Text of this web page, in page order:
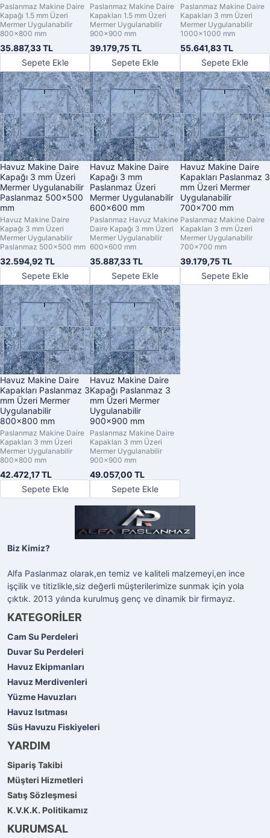
Paslanmaz Makine Daire
Kapağı 1.5 mm Üzeri
Mermer Uygulanabilir
800x800 mm
35.887,33 TL
Sepete Ekle
Paslanmaz Makine Daire
Kapakları 1.5 mm Üzeri
Mermer Uygulanabilir
900x900 mm
39.179,75 TL
Sepete Ekle
Paslanmaz Makine Daire
Kapakları 3 mm Üzeri
Mermer Uygulanabilir
1000x1000 mm
55.641,83 TL
Sepete Ekle
Havuz Makine Daire
Kapağı 3 mm Üzeri
Mermer Uygulanabilir
Paslanmaz 500x500
mm
Havuz Makine Daire
Kapağı 3 mm Üzeri
Mermer Uygulanabilir
Paslanmaz 500x500 mm
32.594,92 TL
Sepete Ekle
Havuz Makine Daire
Kapağı 3 mm
Paslanmaz Üzeri
Mermer Uygulanabilir
600x600 mm
Paslanmaz Havuz Makine
Daire Kapağı 3 mm Üzeri
Mermer Uygulanabilir
600x600 mm
35.887,33 TL
Sepete Ekle
Havuz Makine Daire
Kapakları Paslanmaz 3
mm Üzeri Mermer
Uygulanabilir
700x700 mm
Paslanmaz Makine Daire
Kapakları 3 mm Üzeri
Mermer Uygulanabilir
700x700 mm
39.179,75 TL
Sepete Ekle
Havuz Makine Daire
Kapakları Paslanmaz 3
mm Üzeri Mermer
Uygulanabilir
800x800 mm
Paslanmaz Makine Daire
Kapakları 3 mm Üzeri
Mermer Uygulanabilir
800x800 mm
42.472,17 TL
Sepete Ekle
Havuz Makine Daire
Kapağı Paslanmaz 3
mm Üzeri Mermer
Uygulanabilir
900x900 mm
Paslanmaz Makine Daire
Kapakları 3 mm Üzeri
Mermer Uygulanabilir
900x900 mm
49.057,00 TL
Sepete Ekle
Biz Kimiz?
Alfa Paslanmaz olarak,en temiz ve kaliteli malzemeyi,en ince
işçilik ve titizlikle,siz değerli müşterilerimize sunmak için yola
çıktık. 2013 yılında kurulmuş genç ve dinamik bir firmayız.
KATEGORİLER
Cam Su Perdeleri
Duvar Su Perdeleri
Havuz Ekipmanları
Havuz Merdivenleri
Yüzme Havuzları
Havuz Isıtması
Süs Havuzu Fiskiyeleri
YARDIM
Sipariş Takibi
Müşteri Hizmetleri
Satış Sözleşmesi
K.V.K.K. Politikamız
KURUMSAL